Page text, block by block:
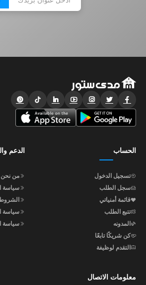
الحساب
تسجيل الدخول
سجل الطلب
قائمة أمنياتي
تتبع الطلب
المدونه
كن شريكًا تابعًا
التقدم لوظيفة
الدعم
من نحن
سياسة
سياسة
سياسة
معلومات الاتصال